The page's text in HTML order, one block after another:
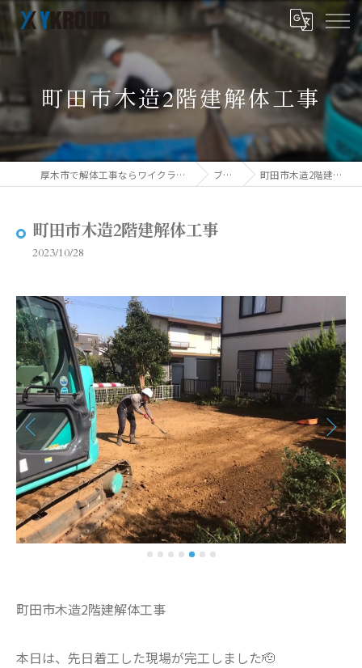
町田市木造2階建解体工事
厚木市で解体工事ならワイクラウド株式会社 ブログ 町田市木造2階建解体工事
町田市木造2階建解体工事
2023/10/28
町田市木造2階建解体工事
本日は、先日着工した現場が完工しました🫡